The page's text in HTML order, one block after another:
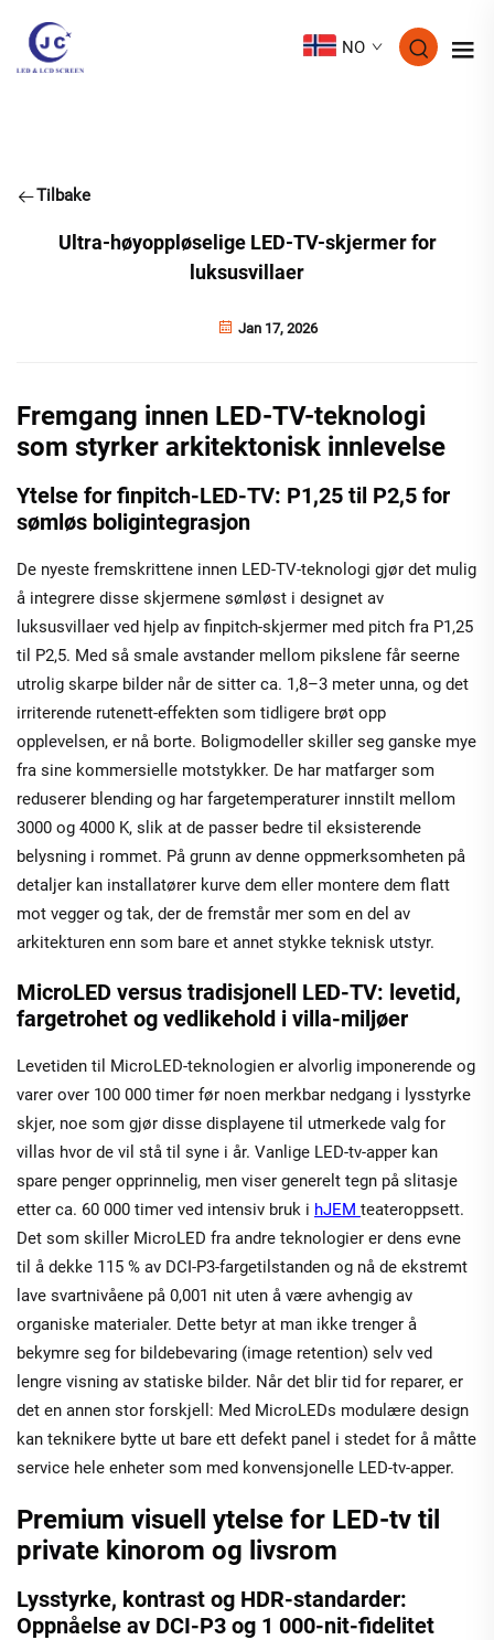
NO
Tilbake
Ultra-høyoppløselige LED-TV-skjermer for
luksusvillaer
Jan 17, 2026
Fremgang innen LED-TV-teknologi
som styrker arkitektonisk innlevelse
Ytelse for finpitch-LED-TV: P1,25 til P2,5 for
sømløs boligintegrasjon
De nyeste fremskrittene innen LED-TV-teknologi gjør det mulig
å integrere disse skjermene sømløst i designet av
luksusvillaer ved hjelp av finpitch-skjermer med pitch fra P1,25
til P2,5. Med så smale avstander mellom pikslene får seerne
utrolig skarpe bilder når de sitter ca. 1,8–3 meter unna, og det
irriterende rutenett-effekten som tidligere brøt opp
opplevelsen, er nå borte. Boligmodeller skiller seg ganske mye
fra sine kommersielle motstykker. De har matfarger som
reduserer blending og har fargetemperaturer innstilt mellom
3000 og 4000 K, slik at de passer bedre til eksisterende
belysning i rommet. På grunn av denne oppmerksomheten på
detaljer kan installatører kurve dem eller montere dem flatt
mot vegger og tak, der de fremstår mer som en del av
arkitekturen enn som bare et annet stykke teknisk utstyr.
MicroLED versus tradisjonell LED-TV: levetid,
fargetrohet og vedlikehold i villa-miljøer
Levetiden til MicroLED-teknologien er alvorlig imponerende og
varer over 100 000 timer før noen merkbar nedgang i lysstyrke
skjer, noe som gjør disse displayene til utmerkede valg for
villas hvor de vil stå til syne i år. Vanlige LED-tv-apper kan
spare penger opprinnelig, men viser generelt tegn på slitasje
etter ca. 60 000 timer ved intensiv bruk i hJEM teateroppsett.
Det som skiller MicroLED fra andre teknologier er dens evne
til å dekke 115 % av DCI-P3-fargetilstanden og nå de ekstremt
lave svartnivåene på 0,001 nit uten å være avhengig av
organiske materialer. Dette betyr at man ikke trenger å
bekymre seg for bildebevaring (image retention) selv ved
lengre visning av statiske bilder. Når det blir tid for reparer, er
det en annen stor forskjell: Med MicroLEDs modulære design
kan teknikere bytte ut bare ett defekt panel i stedet for å måtte
service hele enheter som med konvensjonelle LED-tv-apper.
Premium visuell ytelse for LED-tv til
private kinorom og livsrom
Lysstyrke, kontrast og HDR-standarder:
Oppnåelse av DCI-P3 og 1 000-nit-fidelitet